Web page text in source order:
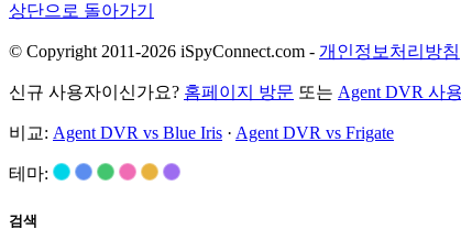
상단으로 돌아가기
© Copyright 2011-2026 iSpyConnect.com - 개인정보처리방침
신규 사용자이신가요? 홈페이지 방문 또는 Agent DVR 사
비교: Agent DVR vs Blue Iris · Agent DVR vs Frigate
테마:
검색